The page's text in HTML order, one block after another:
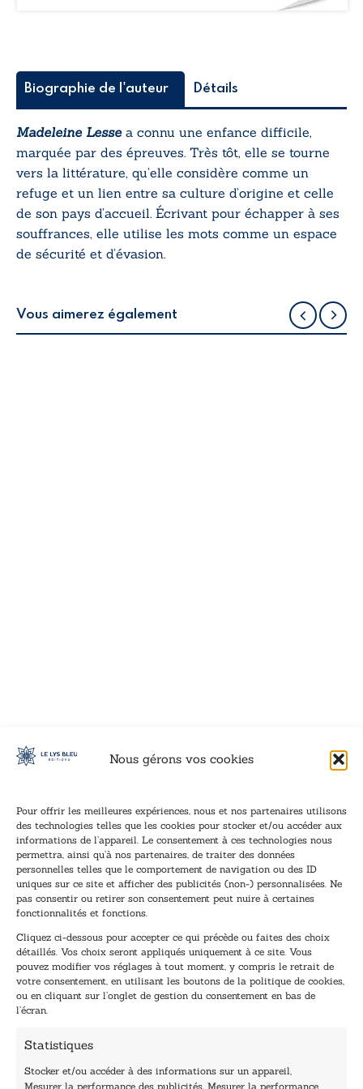
Nous gérons vos cookies
Pour offrir les meilleures expériences, nous et nos partenaires utilisons
des technologies telles que les cookies pour stocker et/ou accéder aux
informations de l’appareil. Le consentement à ces technologies nous
permettra, ainsi qu’à nos partenaires, de traiter des données
personnelles telles que le comportement de navigation ou des ID
uniques sur ce site et afficher des publicités (non-) personnalisées. Ne
pas consentir ou retirer son consentement peut nuire à certaines
fonctionnalités et fonctions.
Cliquez ci-dessous pour accepter ce qui précède ou faites des choix
détaillés. Vos choix seront appliqués uniquement à ce site. Vous
pouvez modifier vos réglages à tout moment, y compris le retrait de
votre consentement, en utilisant les boutons de la politique de cookies,
ou en cliquant sur l’onglet de gestion du consentement en bas de
l’écran.
Statistiques
Stocker et/ou accéder à des informations sur un appareil,
Mesurer la performance des publicités, Mesurer la performance
Biographie de l'auteur Détails
Madeleine Lesse a connu une enfance difficile,
marquée par des épreuves. Très tôt, elle se tourne
vers la littérature, qu’elle considère comme un
refuge et un lien entre sa culture d’origine et celle
de son pays d’accueil. Écrivant pour échapper à ses
souffrances, elle utilise les mots comme un espace
de sécurité et d’évasion.
Vous aimerez également
Inscription à la newsletter
Inscrivez-vous à notre newsletter et recevez nos
dernières nouvelles.
m
a
i
l
E
i
l
E
m
a
i
l
*
TENEZ-MOI AU COURANT !